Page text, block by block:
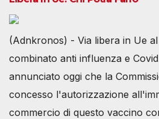
(Adnkronos) - Via libera in Ue
combinato anti influenza e
annunciato oggi che la
concesso l'autorizzazione
commercio di questo vaccino